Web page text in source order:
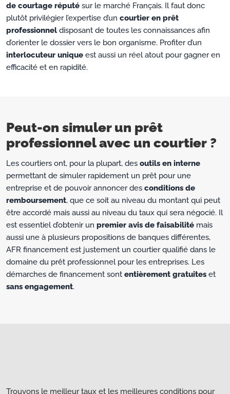
de courtage réputé sur le marché Français. Il faut donc
plutôt privilégier l’expertise d’un courtier en prêt
professionnel disposant de toutes les connaissances afin
d’orienter le dossier vers le bon organisme. Profiter d’un
interlocuteur unique est aussi un réel atout pour gagner en
efficacité et en rapidité.
Peut-on simuler un prêt
professionnel avec un courtier ?
Les courtiers ont, pour la plupart, des outils en interne
permettant de simuler rapidement un prêt pour une
entreprise et de pouvoir annoncer des conditions de
remboursement, que ce soit au niveau du montant qui peut
être accordé mais aussi au niveau du taux qui sera négocié. Il
est essentiel d’obtenir un premier avis de faisabilité mais
aussi une à plusieurs propositions de banques différentes,
AFR financement est justement un courtier qualifié dans le
domaine du prêt professionnel pour les entreprises. Les
démarches de financement sont entièrement gratuites et
sans engagement.
Trouvons le meilleur taux et les meilleures conditions pour